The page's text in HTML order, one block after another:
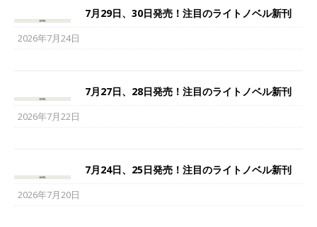
7月29日、30日発売！注目のライトノベル新刊
2026年7月24日
7月27日、28日発売！注目のライトノベル新刊
2026年7月22日
7月24日、25日発売！注目のライトノベル新刊
2026年7月20日